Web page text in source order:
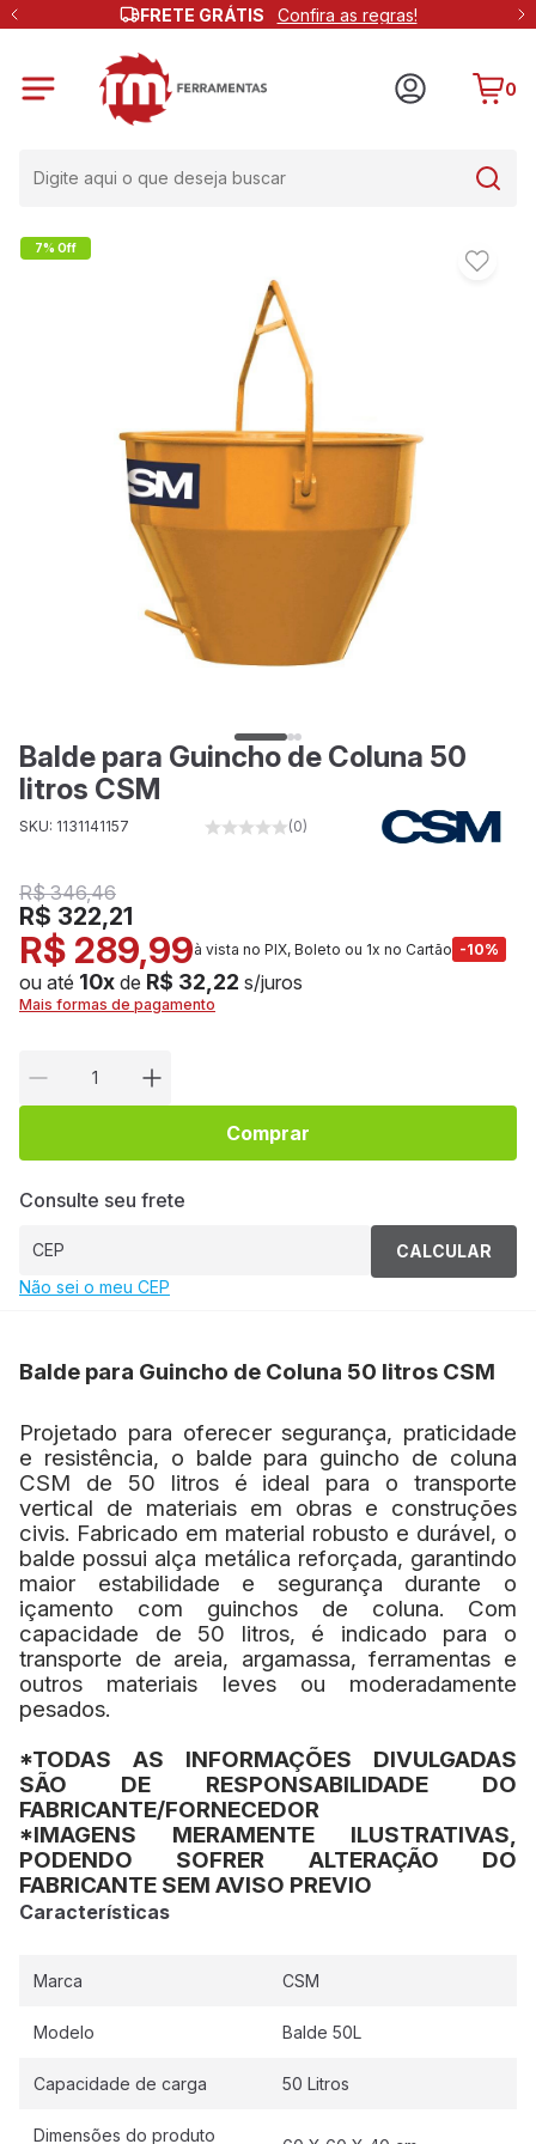
FRETE GRÁTIS Confira as regras!
0
7% Off
Balde para Guincho de Coluna 50
litros CSM
SKU: 1131141157 (0)
R$ 346,46
R$ 322,21
R$ 289,99à vista no PIX, Boleto ou 1x no Cartão -10%
ou até 10x de R$ 32,22 s/juros
Mais formas de pagamento
Comprar
Consulte seu frete
CALCULAR
Não sei o meu CEP
Balde para Guincho de Coluna 50 litros CSM
Projetado para oferecer segurança, praticidade
e resistência, o balde para guincho de coluna
CSM de 50 litros é ideal para o transporte
vertical de materiais em obras e construções
civis. Fabricado em material robusto e durável, o
balde possui alça metálica reforçada, garantindo
maior estabilidade e segurança durante o
içamento com guinchos de coluna. Com
capacidade de 50 litros, é indicado para o
transporte de areia, argamassa, ferramentas e
outros materiais leves ou moderadamente
pesados.
*TODAS AS INFORMAÇÕES DIVULGADAS
SÃO DE RESPONSABILIDADE DO
FABRICANTE/FORNECEDOR
*IMAGENS MERAMENTE ILUSTRATIVAS,
PODENDO SOFRER ALTERAÇÃO DO
FABRICANTE SEM AVISO PREVIO
Características
Marca CSM
Modelo Balde 50L
Capacidade de carga 50 Litros
Dimensões do produto